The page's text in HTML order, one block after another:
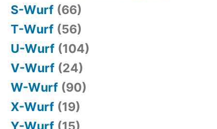
S-Wurf (66)
T-Wurf (56)
U-Wurf (104)
V-Wurf (24)
W-Wurf (90)
X-Wurf (19)
Y-Wurf (15)